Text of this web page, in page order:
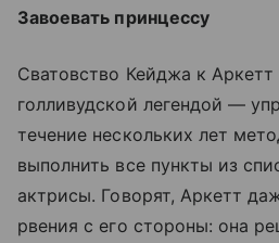
Завоевать принцессу
Сватовство Кейджа к
голливудской легендой —
течение нескольких лет
выполнить все пункты из
актрисы. Говорят, Аркетт
рвения с его стороны: она